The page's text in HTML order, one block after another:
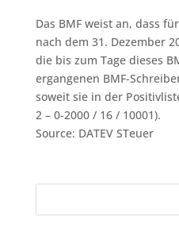
Das BMF weist an, dass
nach dem 31. Dezember
die bis zum Tage dieses
ergangenen BMF-
soweit sie in der
2 – 0-2000 / 16 / 10001).
Source: DATEV STeuer